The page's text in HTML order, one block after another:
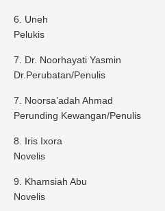
6. Uneh
Pelukis
7. Dr. Noorhayati Yasmin
Dr.Perubatan/Penulis
7. Noorsa’adah Ahmad
Perunding Kewangan/Penulis
8. Iris Ixora
Novelis
9. Khamsiah Abu
Novelis